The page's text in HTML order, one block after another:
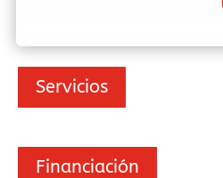
Servicios
Financiación